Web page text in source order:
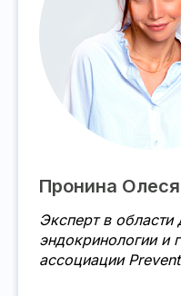
Пронина Олеся
Эксперт в области
эндокринологии и
ассоциации